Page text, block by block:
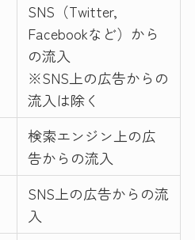
SNS（Twitter,
Facebookなど）から
の流入
※SNS上の広告からの
流入は除く
検索エンジン上の広
告からの流入
SNS上の広告からの流
入